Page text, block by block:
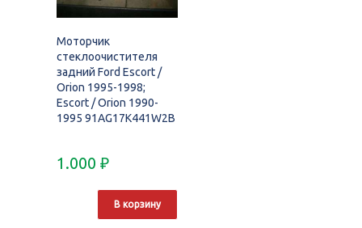
Моторчик
стеклоочистителя
задний Ford Escort /
Orion 1995-1998;
Escort / Orion 1990-
1995 91AG17K441W2B
1.000 ₽
В корзину